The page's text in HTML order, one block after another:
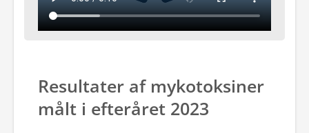
Resultater af mykotoksiner
målt i efteråret 2023